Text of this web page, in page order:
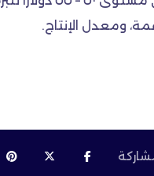
ومعدل الإنتاج.